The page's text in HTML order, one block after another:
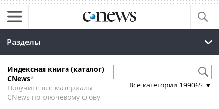
Разделы
Индексная книга (каталог)
CNews*
Получите все материалы
CNews по ключевому слову
Все категории 199065 ▼